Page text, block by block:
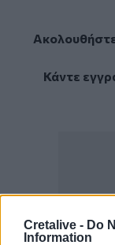
Cretalive - Do
Information
Κάντε